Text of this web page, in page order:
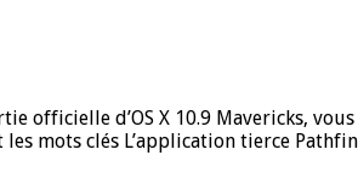
officielle d’OS X 10.9 Mavericks,
les mots clés L’application tierce